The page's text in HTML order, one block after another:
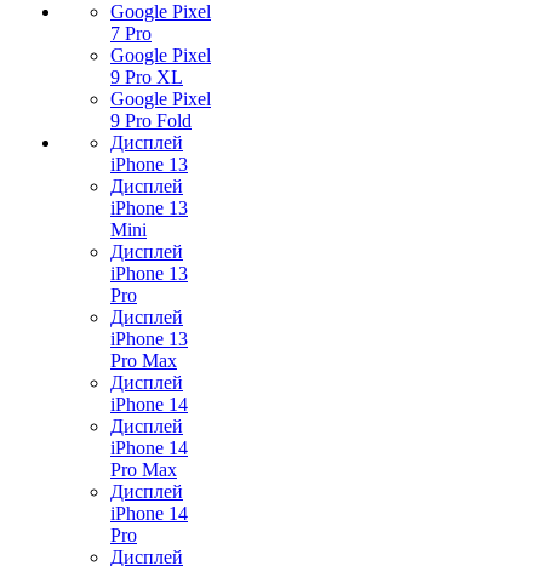
Google Pixel
7 Pro
Google Pixel
9 Pro XL
Google Pixel
9 Pro Fold
Дисплей
iPhone 13
Дисплей
iPhone 13
Mini
Дисплей
iPhone 13
Pro
Дисплей
iPhone 13
Pro Max
Дисплей
iPhone 14
Дисплей
iPhone 14
Pro Max
Дисплей
iPhone 14
Pro
Дисплей